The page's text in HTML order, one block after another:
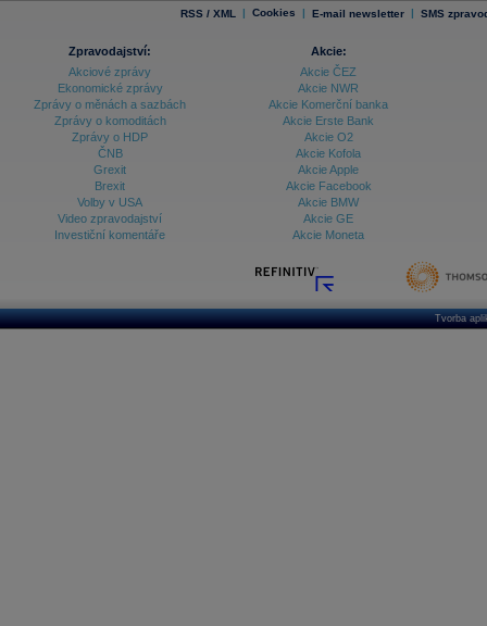
RSS / XML | Cookies | E-mail newsletter | SMS
Zpravodajství:
Akciové zprávy
Ekonomické zprávy
Zprávy o měnách a sazbách
Zprávy o komoditách
Zprávy o HDP
ČNB
Grexit
Brexit
Volby v USA
Video zpravodajství
Investiční komentáře
Akcie:
Akcie ČEZ
Akcie NWR
Akcie Komerční banka
Akcie Erste Bank
Akcie O2
Akcie Kofola
Akcie Apple
Akcie Facebook
Akcie BMW
Akcie GE
Akcie Moneta
Tvorba